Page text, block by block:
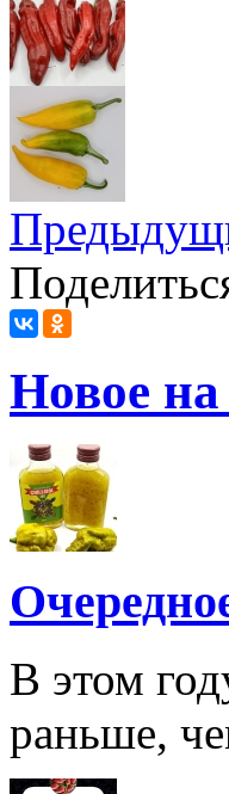
Новое на
В этом
раньше,